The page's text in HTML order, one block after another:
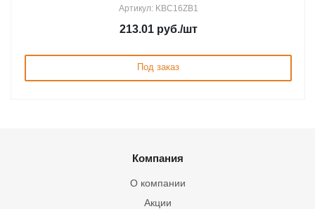
Артикул: KBC16ZB1
213.01руб./шт
Под заказ
Компания
О компании
Акции